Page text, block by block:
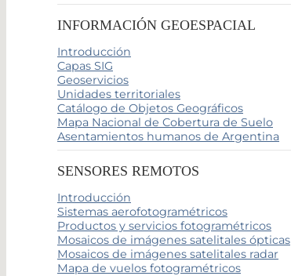
INFORMACIÓN GEOESPACIAL
Introducción
Capas SIG
Geoservicios
Unidades territoriales
Catálogo de Objetos Geográficos
Mapa Nacional de Cobertura de Suelo
Asentamientos humanos de Argentina
SENSORES REMOTOS
Introducción
Sistemas aerofotogramétricos
Productos y servicios fotogramétricos
Mosaicos de imágenes satelitales ópticas
Mosaicos de imágenes satelitales radar
Mapa de vuelos fotogramétricos